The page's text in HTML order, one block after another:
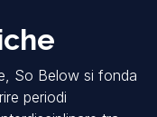
So Below si fonda
periodi